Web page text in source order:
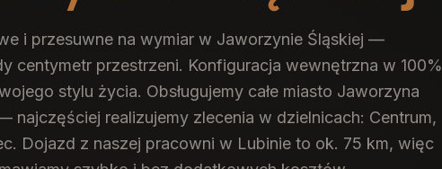
i przesuwne na wymiar w Jaworzynie Śląskiej —
centymetr przestrzeni. Konfiguracja wewnętrzna w 100%
stylu życia. Obsługujemy całe miasto Jaworzyna
najczęściej realizujemy zlecenia w dzielnicach: Centrum,
Dojazd z naszej pracowni w Lubinie to ok. 75 km, więc